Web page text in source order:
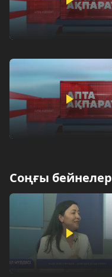
Соңғы бейнелер